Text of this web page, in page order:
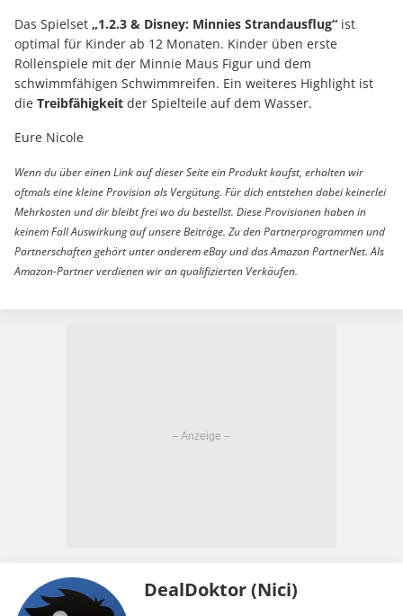
Das Spielset „1.2.3 & Disney: Minnies Strandausflug“ ist
optimal für Kinder ab 12 Monaten. Kinder üben erste
Rollenspiele mit der Minnie Maus Figur und dem
schwimmfähigen Schwimmreifen. Ein weiteres Highlight ist
die Treibfähigkeit der Spielteile auf dem Wasser.
Eure Nicole
Wenn du über einen Link auf dieser Seite ein Produkt kaufst, erhalten wir
oftmals eine kleine Provision als Vergütung. Für dich entstehen dabei keinerlei
Mehrkosten und dir bleibt frei wo du bestellst. Diese Provisionen haben in
keinem Fall Auswirkung auf unsere Beiträge. Zu den Partnerprogrammen und
Partnerschaften gehört unter anderem eBay und das Amazon PartnerNet. Als
Amazon-Partner verdienen wir an qualifizierten Verkäufen.
DealDoktor (Nici)